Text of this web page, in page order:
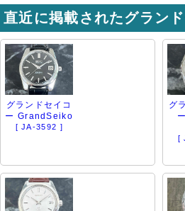
直近に掲載されたグラン
グランドセイコ
ー GrandSeiko
[ JA-3592 ]
グ
[